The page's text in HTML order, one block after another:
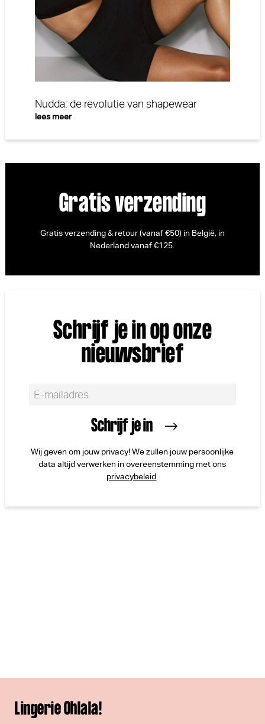
Nudda: de revolutie van shapewear
lees meer
Gratis verzending
Gratis verzending & retour (vanaf €50) in België, in
Nederland vanaf €125.
Schrijf je in op onze
nieuwsbrief
Wij geven om jouw privacy! We zullen jouw persoonlijke
data altijd verwerken in overeenstemming met ons
privacybeleid
Lingerie Ohlala!